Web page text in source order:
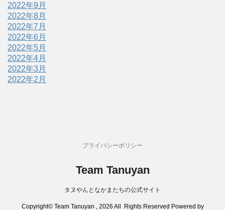
2022年9月
2022年8月
2022年7月
2022年6月
2022年5月
2022年4月
2022年3月
2022年2月
プライバシーポリシー
Team Tanuyan
タヌやんとなかまたちの公式サイト
Copyright© Team Tanuyan , 2026 All Rights Reserved Powered by